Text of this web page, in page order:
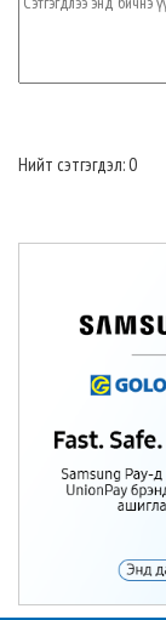
Нийт сэтгэгдэл: 0